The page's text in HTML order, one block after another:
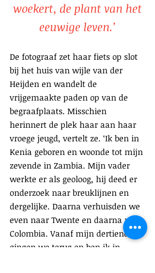
woekert, de plant van het
eeuwige leven.’
De fotograaf zet haar fiets op slot
bij het huis van wijle van der
Heijden en wandelt de
vrijgemaakte paden op van de
begraafplaats. Misschien
herinnert de plek haar aan haar
vroege jeugd, vertelt ze. ‘Ik ben in
Kenia geboren en woonde tot mijn
zevende in Zambia. Mijn vader
werkte er als geoloog, hij deed er
onderzoek naar breuklijnen en
dergelijke. Daarna verhuisden we
even naar Twente en daarna naar
Colombia. Vanaf mijn dertiende
gingen we terug en ben ik in